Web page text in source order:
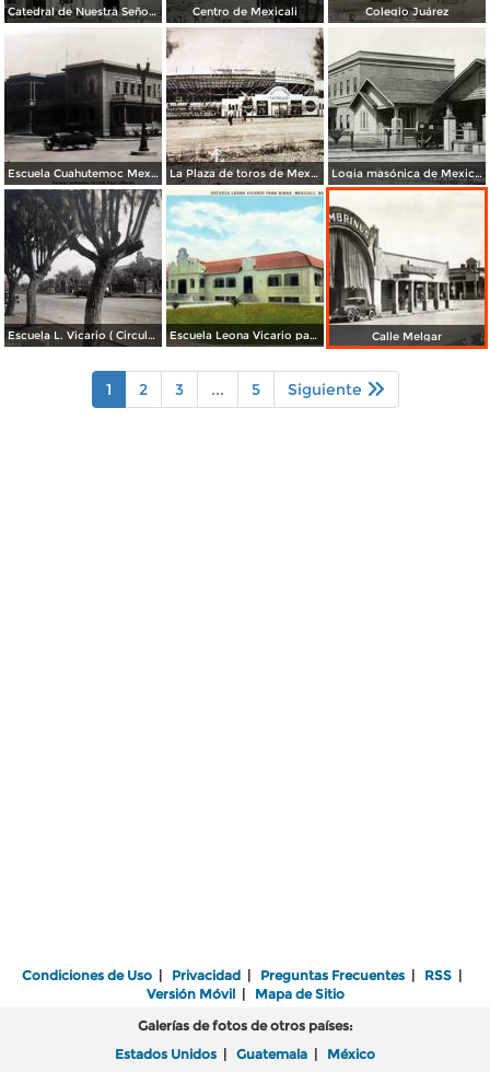
Catedral de Nuestra Señora de Guadalupe Centro de Mexicali Colegio Juárez
Escuela Cuahutemoc Mexicali, Baja California. La Plaza de toros de Mexicali. ( Circulada el 7 de Abril de 1958 ). Logia masónica de Mexicali
Escuela L. Vicario ( Circulada el 22 de Enero de 1943 ). Escuela Leona Vicario para Niñas Calle Melgar
1 2 3 ... 5 Siguiente
Condiciones de Uso | Privacidad | Preguntas Frecuentes | RSS |
Versión Móvil| Mapa de Sitio
Galerías de fotos de otros países:
Estados Unidos | Guatemala | México